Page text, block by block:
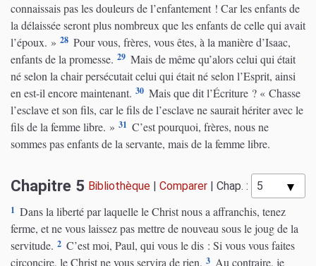
connaissais pas les douleurs de l’enfantement ! Car les enfants de
la délaissée seront plus nombreux que les enfants de celle qui avait
l’époux. » 28 Pour vous, frères, vous êtes, à la manière d’Isaac,
enfants de la promesse. 29 Mais de même qu’alors celui qui était
né selon la chair persécutait celui qui était né selon l’Esprit, ainsi
en est-il encore maintenant. 30 Mais que dit l’Écriture ? « Chasse
l’esclave et son fils, car le fils de l’esclave ne saurait hériter avec le
fils de la femme libre. » 31 C’est pourquoi, frères, nous ne
sommes pas enfants de la servante, mais de la femme libre.
Chapitre 5 Bibliothèque | Comparer | Chap. :
1 Dans la liberté par laquelle le Christ nous a affranchis, tenez
ferme, et ne vous laissez pas mettre de nouveau sous le joug de la
servitude. 2 C’est moi, Paul, qui vous le dis : Si vous vous faites
circoncire, le Christ ne vous servira de rien. 3 Au contraire, je